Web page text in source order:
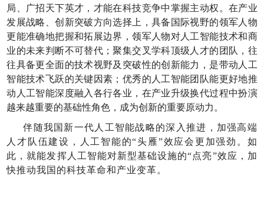
局、广招天下英才，才能在科技竞争中掌握主动权。在产业
发展战略、创新突破方向选择上，具备国际视野的领军人物
更能准确地把握和拓展边界，领军人物对人工智能技术和商
业的未来判断不可替代；聚集交叉学科顶级人才的团队，往
往具备更全面的技术视野及突破性的创新能力，是带动人工
智能技术飞跃的关键因素；优秀的人工智能团队能更好地推
动人工智能深度融入各行各业，在产业升级换代过程中扮演
越来越重要的基础性角色，成为创新的重要原动力。
伴随我国新一代人工智能战略的深入推进，加强高端
人才队伍建设，人工智能的“头雁”效应会更加强劲。如
此，就能发挥人工智能对新型基础设施的“点亮”效应，加
快推动我国的科技革命和产业变革。